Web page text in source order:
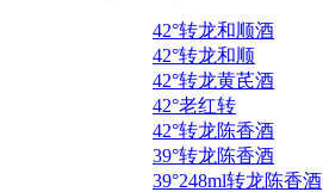
42°转龙和顺酒
42°转龙和顺
42°转龙黄芪酒
42°老红转
42°转龙陈香酒
39°转龙陈香酒
39°248ml转龙陈香酒